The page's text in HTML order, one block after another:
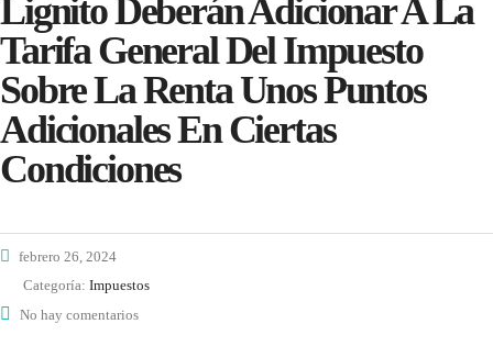
Lignito Deberán Adicionar A La
Tarifa General Del Impuesto
Sobre La Renta Unos Puntos
Adicionales En Ciertas
Condiciones
febrero 26, 2024
Categoría: Impuestos
No hay comentarios